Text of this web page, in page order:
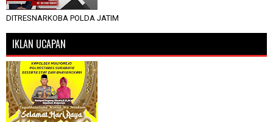
DITRESNARKOBA POLDA JATIM
IKLAN UCAPAN